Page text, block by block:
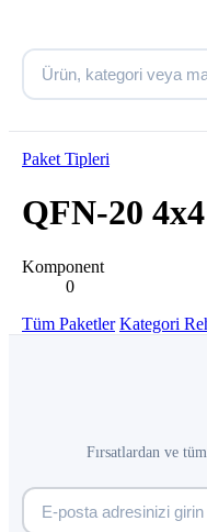
Paket Tipleri
QFN-20 4x4
Komponent
0
Tüm Paketler Kategori
Fırsatlardan ve